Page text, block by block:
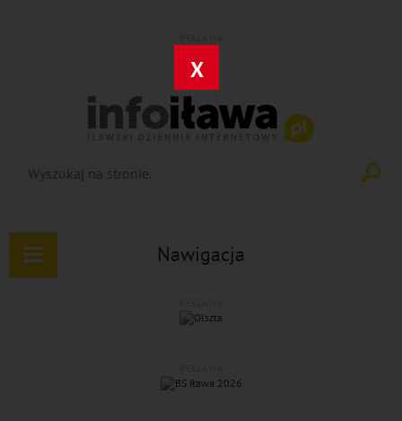
X
Nawigacja
Rozwiń